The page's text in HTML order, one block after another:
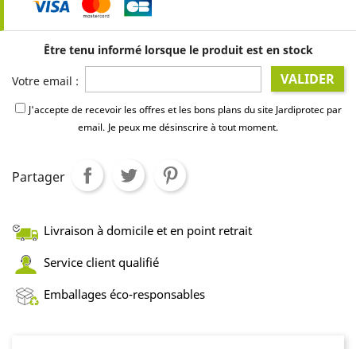
Être tenu informé lorsque le produit est en stock
Votre email : VALIDER
J'accepte de recevoir les offres et les bons plans du site Jardiprotec par
email. Je peux me désinscrire à tout moment.
Partager
Livraison à domicile et en point retrait
Service client qualifié
Emballages éco-responsables